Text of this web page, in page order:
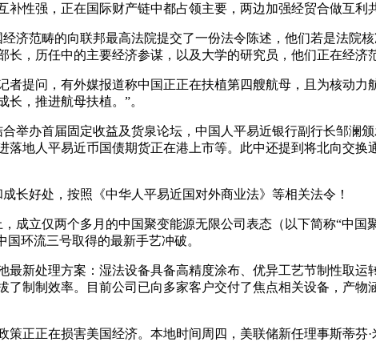
性强，正在国际财产链中都占领主要，两边加强经贸合做互利
范畴的向联邦最高法院提交了一份法令陈述，他们若是法院
，历任中的主要经济参谋，以及大学的研究员，他们正在经济
问，有外媒报道称中国正正在扶植第四艘航母，且为核动力
，推进航母扶植。”。
办首届固定收益及货泉论坛，中国人平易近银行副行长邹澜
地人平易近币国债期货正在港上市等。此中还提到将北向交
好处，按照《中华人平易近国对外商业法》等相关法令！
立仅两个多月的中国聚变能源无限公司表态（以下简称“中国
环流三号取得的最新手艺冲破。
处理方案：湿法设备具备高精度涂布、优异工艺节制性取运
制制效率。目前公司已向多家客户交付了焦点相关设备，产
正在损害美国经济。本地时间周四，美联储新任理事斯蒂芬